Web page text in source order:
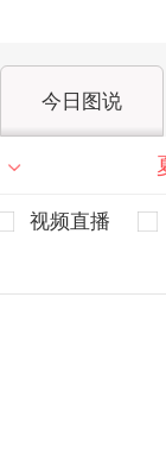
今日图说
视频直播